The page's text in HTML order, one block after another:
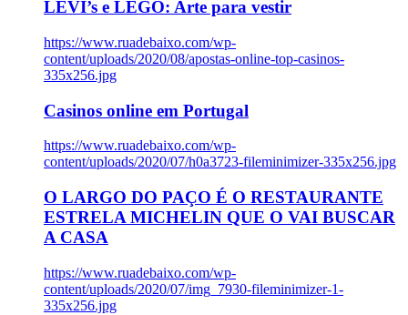
LEVI’s e LEGO: Arte para vestir
https://www.ruadebaixo.com/wp-
content/uploads/2020/08/apostas-online-top-casinos-
335x256.jpg
Casinos online em Portugal
https://www.ruadebaixo.com/wp-
content/uploads/2020/07/h0a3723-fileminimizer-335x256.jpg
O LARGO DO PAÇO É O RESTAURANTE
ESTRELA MICHELIN QUE O VAI BUSCAR
A CASA
https://www.ruadebaixo.com/wp-
content/uploads/2020/07/img_7930-fileminimizer-1-
335x256.jpg